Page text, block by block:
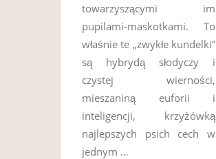
towarzyszącymi im
pupilami-maskotkami. To
właśnie te „zwykłe kundelki”
są hybrydą słodyczy i
czystej wierności,
mieszaniną euforii i
inteligencji, krzyżówką
najlepszych psich cech w
jednym …